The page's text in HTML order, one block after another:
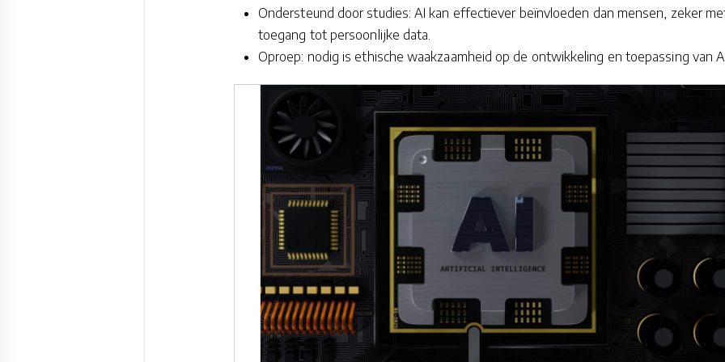
Ondersteund door studies: AI kan effectiever beïnvloeden dan mensen, zeker
toegang tot persoonlijke data.
Oproep: nodig is ethische waakzaamheid op de ontwikkeling en toepassing van